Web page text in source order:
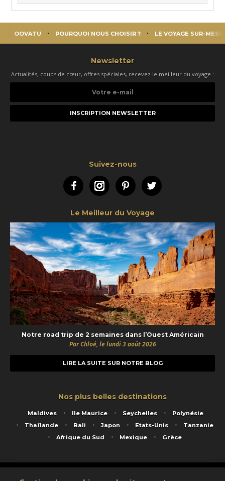
OOVATU POURQUOI NOUS CHOISIR ? LE VOYAGE SUR-
Newsletter
Actualités, coups de cœur, offres spéciales, recevez le meilleur du voyage :
e-
Suivez-nous
FacebookInstagramPinterestTwitter
Le Meilleur du Voyage
Notre road trip de 2 semaines dans l’Ouest Américain
Par Chloé, le lundi 3 août 2026
LIRE LA SUITE SUR NOTRE BLOG
Nos plus belles destinations
Maldives Ile Maurice Seychelles
Polynésie
Thaïlande
Bali Japon Etats-Unis
Tanzanie
Afrique du Sud
Mexique Grèce
Service animé par Nautil Voyages - 22 rue Georges Picquart 75017 Paris - S.A.S